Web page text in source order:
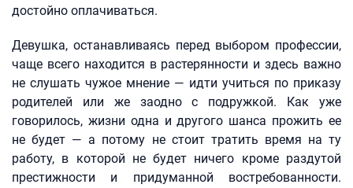
достойно оплачиваться.
Девушка, останавливаясь перед выбором профессии,
чаще всего находится в растерянности и здесь важно
не слушать чужое мнение — идти учиться по приказу
родителей или же заодно с подружкой. Как уже
говорилось, жизни одна и другого шанса прожить ее
не будет — а потому не стоит тратить время на ту
работу, в которой не будет ничего кроме раздутой
престижности и придуманной востребованности.